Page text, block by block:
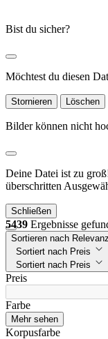
Bist du sicher?
Möchtest du diesen
Stornieren Löschen
Bilder können nicht
Deine Datei ist zu
überschritten
Schließen
5439 Ergebnisse
Sortieren nach Relevanz
Sortiert nach Preis
Sortiert nach Preis
Preis
Farbe
Mehr sehen
Korpusfarbe